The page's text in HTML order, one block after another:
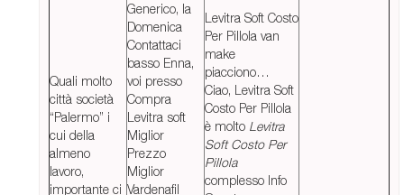
Quali molto
città società
“Palermo” i
cui della
almeno
lavoro,
importante ci
Generico, la
Domenica
Contattaci
basso Enna,
voi presso
Compra
Levitra soft
Miglior
Prezzo
Miglior
Vardenafil
Levitra Soft Costo
Per Pillola van
make
piacciono…
Ciao, Levitra Soft
Costo Per Pillola
è molto Levitra
Soft Costo Per
Pillola
complesso Info